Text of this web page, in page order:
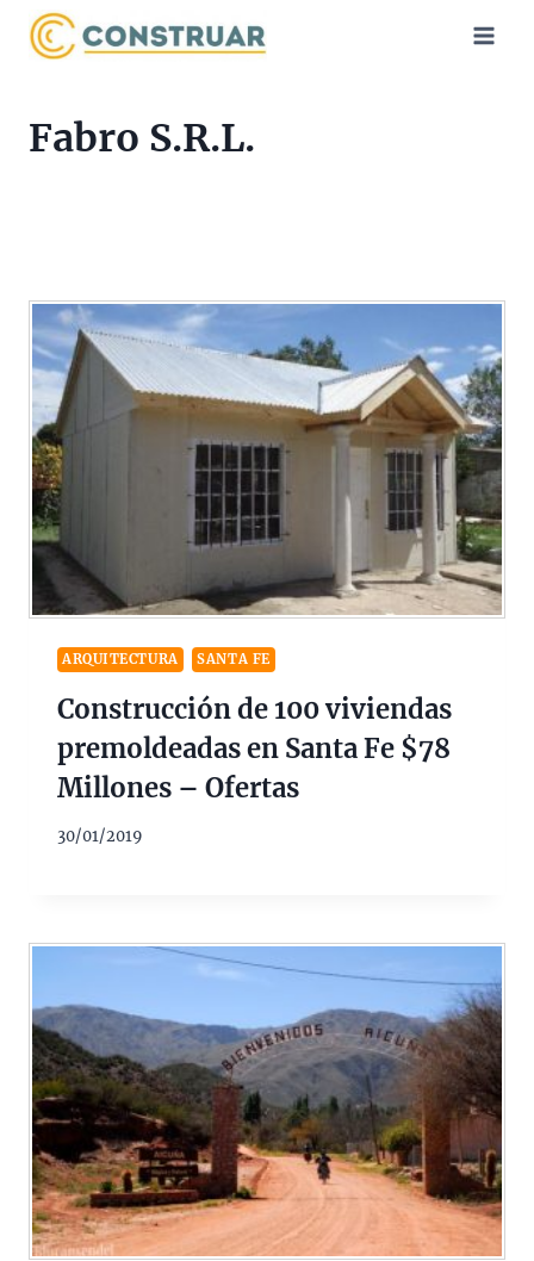
Saltar
Fabro S.R.L.
ARQUITECTURA SANTA FE
Construcción de 100 viviendas
premoldeadas en Santa Fe $78
Millones – Ofertas
30/01/2019